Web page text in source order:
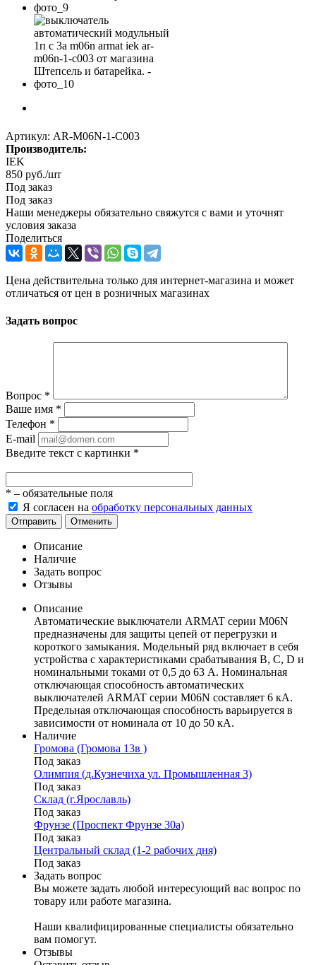
Артикул: AR-M06N-1-C003
Производитель:
IEK
850 руб./шт
Под заказ
Под заказ
Наши менеджеры обязательно свяжутся с вами и уточнят
условия заказа
Поделиться
Цена действительна только для интернет-магазина и может
отличаться от цен в розничных магазинах
Задать вопрос
Вопрос *
Ваше имя *
Телефон *
E-mail
Введите текст с картинки *
* – обязательные поля
Я согласен на обработку персональных данных
Отправить Отменить
Описание
Наличие
Задать вопрос
Отзывы
Описание
Автоматические выключатели ARMAT серии M06N
предназначены для защиты цепей от перегрузки и
короткого замыкания. Модельный ряд включает в себя
устройства с характеристиками срабатывания B, C, D и
номинальными токами от 0,5 до 63 А. Номинальная
отключающая способность автоматических
выключателей ARMAT серии M06N составляет 6 кА.
Предельная отключающая способность варьируется в
зависимости от номинала от 10 до 50 кА.
Наличие
Громова (Громова 13в )
Под заказ
Олимпия (д.Кузнечиха ул. Промышленная 3)
Под заказ
Склад (г.Ярославль)
Под заказ
Фрунзе (Проспект Фрунзе 30а)
Под заказ
Центральный склад (1-2 рабочих дня)
Под заказ
Задать вопрос
Вы можете задать любой интересующий вас вопрос по
товару или работе магазина.
Наши квалифицированные специалисты обязательно
вам помогут.
Отзывы